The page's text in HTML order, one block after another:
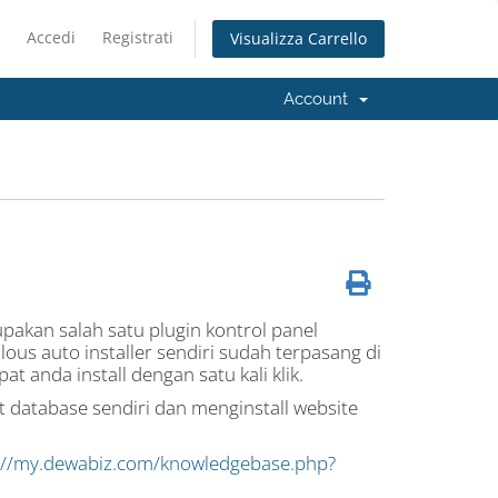
Accedi Registrati Visualizza Carrello
Account
salah satu plugin kontrol panel
auto installer sendiri sudah terpasang di
anda install dengan satu kali klik.
sendiri dan menginstall website
my.dewabiz.com/knowledgebase.php?